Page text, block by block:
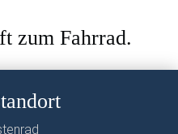
zum Fahrrad.